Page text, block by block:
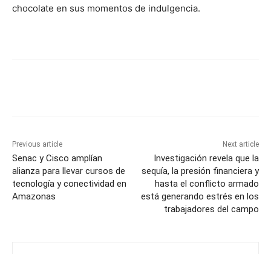
chocolate en sus momentos de indulgencia.
Previous article
Senac y Cisco amplían
alianza para llevar cursos de
tecnología y conectividad en
Amazonas
Next article
Investigación revela que la
sequía, la presión financiera y
hasta el conflicto armado
está generando estrés en los
trabajadores del campo